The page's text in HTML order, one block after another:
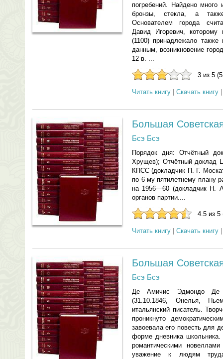
погребений. Найдено много
бронзы, стекла, а
Основателем города
Давид Игоревич, которому
(1100) принадлежало также
данным, возникновение
12 в. ...
3 из 5
Читать книгу Скачать книгу
Большая
Бсэ Бсэ
Порядок дня: Отчётный
Хрущев); Отчётный доклад
КПСС (докладчик П. Г.
по 6-му пятилетнему плану
на 1956—60 (докладчик Н.
органов партии....
4.5 из 5
Читать книгу Скачать книгу
Большая
Бсэ Бсэ
Де Амичис Эдмондо Де
(31.10.1846, Онелья,
итальянский писатель.
проникнуто
завоевала его повесть для
форме дневника
романтическими
уважение к людям